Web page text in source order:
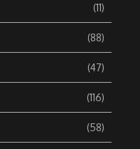
(11)
(88)
(47)
(116)
(58)